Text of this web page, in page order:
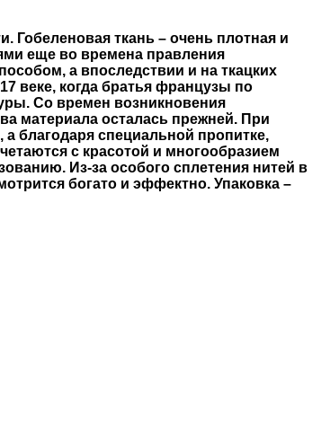
Гобеленовая ткань – очень плотная и
еще во времена правления
а впоследствии и на ткацких
веке, когда братья французы по
Со времен возникновения
материала осталась прежней. При
благодаря специальной пропитке,
с красотой и многообразием
Из-за особого сплетения нитей в
богато и эффектно. Упаковка –